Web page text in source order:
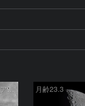
コペルニクス、カルパチア山脈付近 月齢23.3